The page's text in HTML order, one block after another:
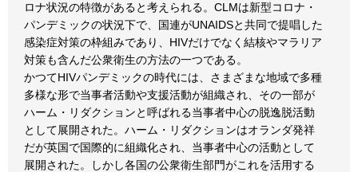
ロナ状況の特徴があると考えられる。CLMは新型コロナ・
パンデミックの状況下で、国連がUNAIDSと共同で提唱した
感染症対策の枠組みであり、HIVだけでなく結核やマラリア
対策も含んだ公衆衛生の方法の一つである。
かつてHIVパンデミックの時代には、さまざまな地域で多種
多様な形で当事者活動や支援活動が組織され、その一部が
ハーム・リダクションと呼ばれる当事者中心の脱逸脱活動
として展開された。ハーム・リダクションはオランダ発祥
だが英国で国際的に組織化され、当事者中心の活動として
展開された。しかし各国の公衆衛生部門がこれを活用する